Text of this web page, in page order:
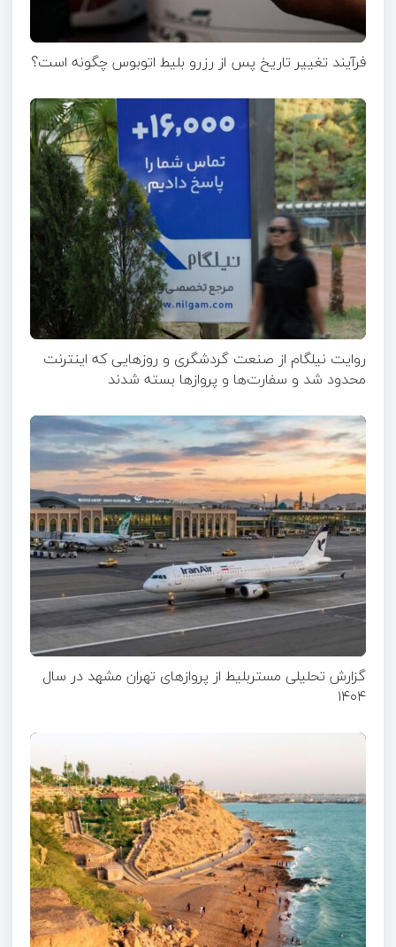
فرآیند تغییر تاریخ پس از رزرو بلیط اتوبوس چگونه است؟
روایت نیلگام از صنعت گردشگری و روزهایی که اینترنت
محدود شد و سفارت‌ها و پروازها بسته شدند
گزارش تحلیلی مستربلیط از پروازهای تهران مشهد در سال
۱۴۰۴